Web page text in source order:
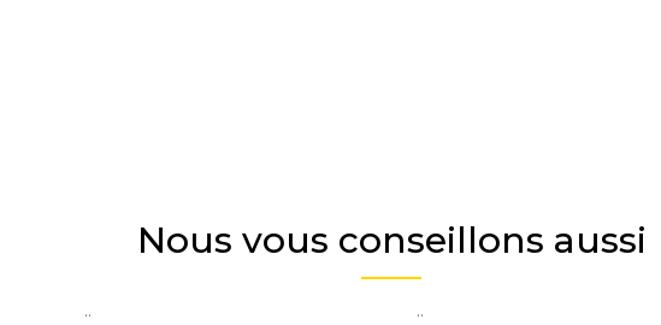
Nous vous conseillons aussi
.. ..